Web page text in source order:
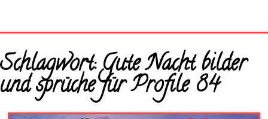
Startseite
Neue Bilder
Schlagwort:Gute Nacht bilder
und sprüche für Profile 84